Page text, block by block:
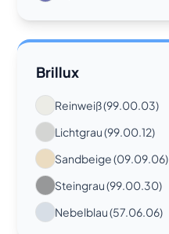
Brillux
Reinweiß (99.00.03)
Lichtgrau (99.00.12)
Sandbeige (09.09.06)
Steingrau (99.00.30)
Nebelblau (57.06.06)